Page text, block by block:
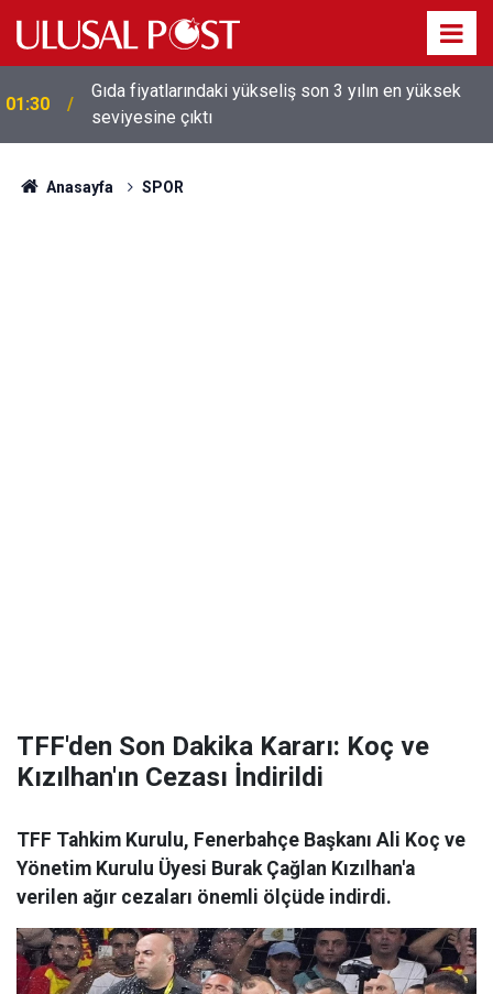
01:30
Gıda fiyatlarındaki yükseliş son 3 yılın en yüksek
01:26
Galatasaray'dan sekiz kişi hakkında savcılığa suç
duyurusu
Anasayfa SPOR
TFF'den Son Dakika Kararı: Koç ve
Kızılhan'ın Cezası İndirildi
TFF Tahkim Kurulu, Fenerbahçe Başkanı Ali Koç ve
Yönetim Kurulu Üyesi Burak Çağlan Kızılhan'a
verilen ağır cezaları önemli ölçüde indirdi.